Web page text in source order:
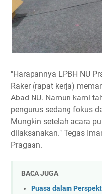
"Harapannya LPBH NU
Raker (rapat kerja)
Abad NU. Namun kami
pengurus sedang fokus
Mungkin setelah acara
dilaksanakan." Tegas
Pragaan.
BACA JUGA
Puasa dalam